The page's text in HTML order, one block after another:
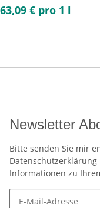
63,09 € pro 1 l
Newsletter
Bitte senden Sie mir
Datenschutzerklärung
Informationen zu